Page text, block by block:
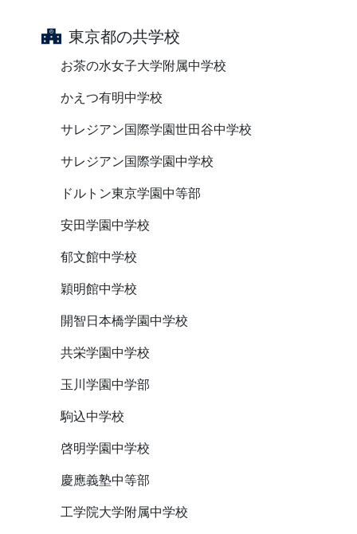
東京都の共学校
お茶の水女子大学附属中学校
かえつ有明中学校
サレジアン国際学園世田谷中学校
サレジアン国際学園中学校
ドルトン東京学園中等部
安田学園中学校
郁文館中学校
穎明館中学校
開智日本橋学園中学校
共栄学園中学校
玉川学園中学部
駒込中学校
啓明学園中学校
慶應義塾中等部
工学院大学附属中学校